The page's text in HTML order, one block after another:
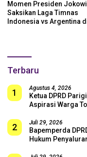
Momen Presiden Jokowi
Saksikan Laga Timnas
Indonesia vs Argentina
Terbaru
1 Agustus 4, 2026
Ketua DPRD
Aspirasi Warga
2 Juli 29, 2026
Bapemperda
Hukum